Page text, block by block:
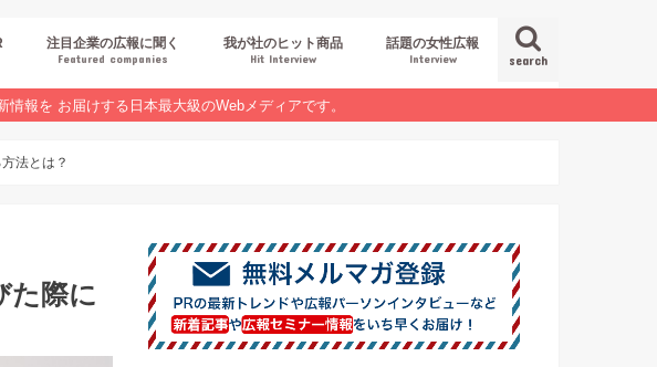
search
注目企業の広報に聞く
Featured companies
我が社のヒット商品
Hit Interview
話題の女性広報
Interview
報を お届けする日本最大級のWebメディアです。
法とは？
た際に